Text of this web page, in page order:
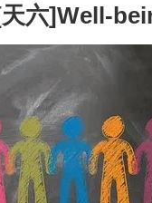
六]Well-